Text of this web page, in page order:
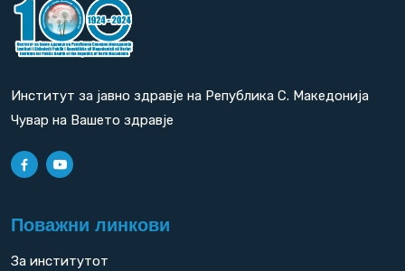
Институт за јавно здравје на Република С. Македонија
Чувар на Вашето здравје
Поважни линкови
За институтот